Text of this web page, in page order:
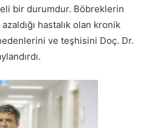
bir durumdur. Böbreklerin
hastalık olan kronik
ve teşhisini Doç. Dr.